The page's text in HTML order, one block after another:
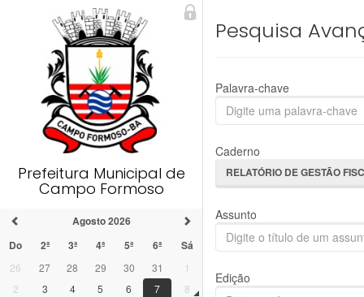
Prefeitura Municipal de
Campo Formoso
Agosto 2026
Do
2ª 3ª 4ª 5ª 6ª Sá
26 27 28 29 30 31
1
2
3 4 5 6 7
8
Pesquisa
Palavra-chave
Caderno
RELATÓRIO DE GESTÃO
Assunto
Edição